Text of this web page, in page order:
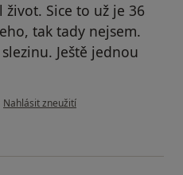
Sice to už je 36
tak tady nejsem.
Ještě jednou
podle názoru uživatele Michal Katerinjuk
Nahlásit zneužití